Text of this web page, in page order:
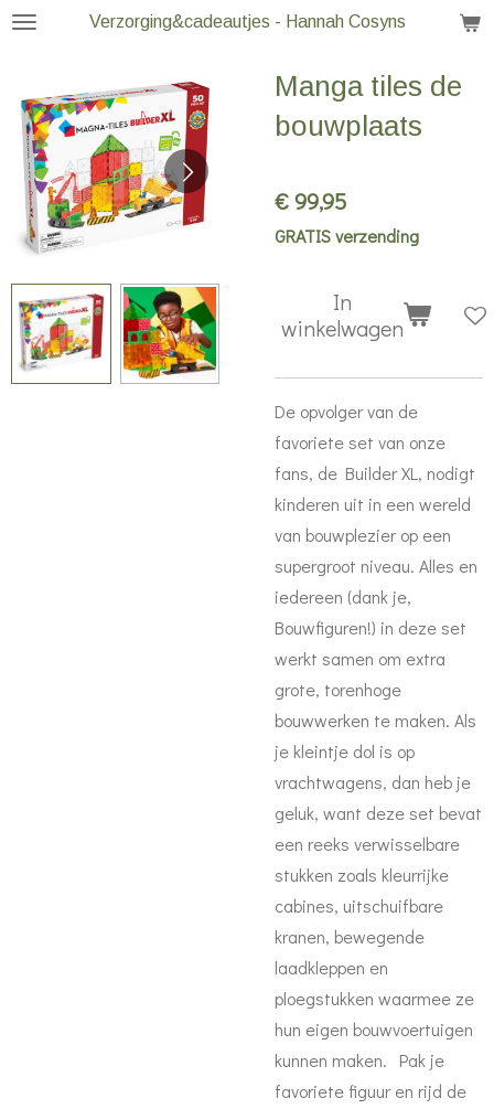
Ga
de
hoofdinhoud
Verzorging&cadeautjes - Hannah Cosyns
Manga tiles de
bouwplaats
€ 99,95
GRATIS verzending
In
winkelwagen
De opvolger van de
favoriete set van onze
fans, de Builder XL, nodigt
kinderen uit in een wereld
van bouwplezier op een
supergroot niveau. Alles en
iedereen (dank je,
Bouwfiguren!) in deze set
werkt samen om extra
grote, torenhoge
bouwwerken te maken. Als
je kleintje dol is op
vrachtwagens, dan heb je
geluk, want deze set bevat
een reeks verwisselbare
stukken zoals kleurrijke
cabines, uitschuifbare
kranen, bewegende
laadkleppen en
ploegstukken waarmee ze
hun eigen bouwvoertuigen
kunnen maken. Pak je
favoriete figuur en rijd de